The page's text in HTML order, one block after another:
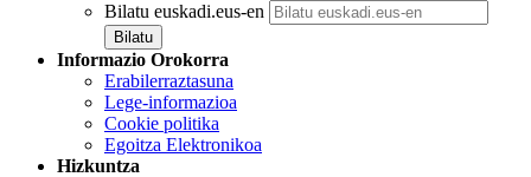
Bilatu euskadi.eus-en
Informazio Orokorra
Erabilerraztasuna
Lege-informazioa
Cookie politika
Egoitza Elektronikoa
Hizkuntza